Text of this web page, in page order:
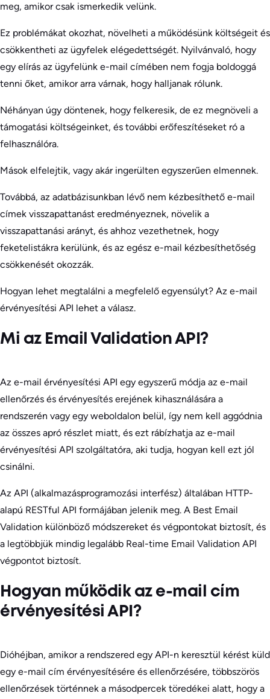
meg, amikor csak ismerkedik velünk.
Ez problémákat okozhat, növelheti a működésünk költségeit és
csökkentheti az ügyfelek elégedettségét. Nyilvánvaló, hogy
egy elírás az ügyfelünk e-mail címében nem fogja boldoggá
tenni őket, amikor arra várnak, hogy halljanak rólunk.
Néhányan úgy döntenek, hogy felkeresik, de ez megnöveli a
támogatási költségeinket, és további erőfeszítéseket ró a
felhasználóra.
Mások elfelejtik, vagy akár ingerülten egyszerűen elmennek.
Továbbá, az adatbázisunkban lévő nem kézbesíthető e-mail
címek visszapattanást eredményeznek, növelik a
visszapattanási arányt, és ahhoz vezethetnek, hogy
feketelistákra kerülünk, és az egész e-mail kézbesíthetőség
csökkenését okozzák.
Hogyan lehet megtalálni a megfelelő egyensúlyt? Az e-mail
érvényesítési API lehet a válasz.
Mi az Email Validation API?
Az e-mail érvényesítési API egy egyszerű módja az e-mail
ellenőrzés és érvényesítés erejének kihasználására a
rendszerén vagy egy weboldalon belül, így nem kell aggódnia
az összes apró részlet miatt, és ezt rábízhatja az e-mail
érvényesítési API szolgáltatóra, aki tudja, hogyan kell ezt jól
csinálni.
Az API (alkalmazásprogramozási interfész) általában HTTP-
alapú RESTful API formájában jelenik meg. A Best Email
Validation különböző módszereket és végpontokat biztosít, és
a legtöbbjük mindig legalább Real-time Email Validation API
végpontot biztosít.
Hogyan működik az e-mail cím
érvényesítési API?
Dióhéjban, amikor a rendszered egy API-n keresztül kérést küld
egy e-mail cím érvényesítésére és ellenőrzésére, többszörös
ellenőrzések történnek a másodpercek töredékei alatt, hogy a